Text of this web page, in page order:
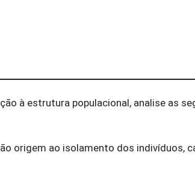
à estrutura populacional, analise as
origem ao isolamento dos indivíduos,